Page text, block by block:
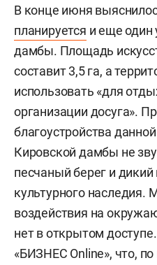
В конце июня
планируется и еще один
дамбы. Площадь
составит 3,5 га, а
использовать «для
организации досуга».
благоустройства
Кировской дамбы не
песчаный берег и
культурного наследия.
воздействия на
нет в открытом
«БИЗНЕС Online», что,